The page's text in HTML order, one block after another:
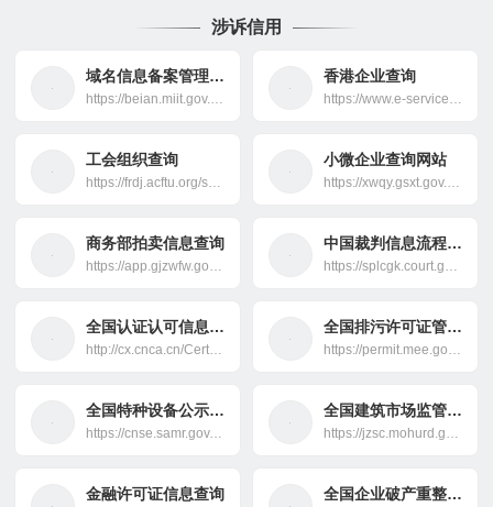
涉诉信用
域名信息备案管理系统
https://beian.miit.gov.cn/
香港企业查询
https://www.e-services.cr.gov.hk/
工会组织查询
https://frdj.acftu.org/sso/login.jsp
小微企业查询网站
https://xwqy.gsxt.gov.cn/
商务部拍卖信息查询
https://app.gjzwfw.gov.cn/
中国裁判信息流程信息网
https://splcgk.court.gov.cn/
全国认证认可信息公共服务平台
http://cx.cnca.cn/CertECloud/index/index/page
全国排污许可证管理信息平台
https://permit.mee.gov.cn/
全国特种设备公示信息查询平台
https://cnse.samr.gov.cn/info-pub/pub
全国建筑市场监管公共服务平台
https://jzsc.mohurd.gov.cn/home
金融许可证信息查询 全国企业破产重整案件信息网